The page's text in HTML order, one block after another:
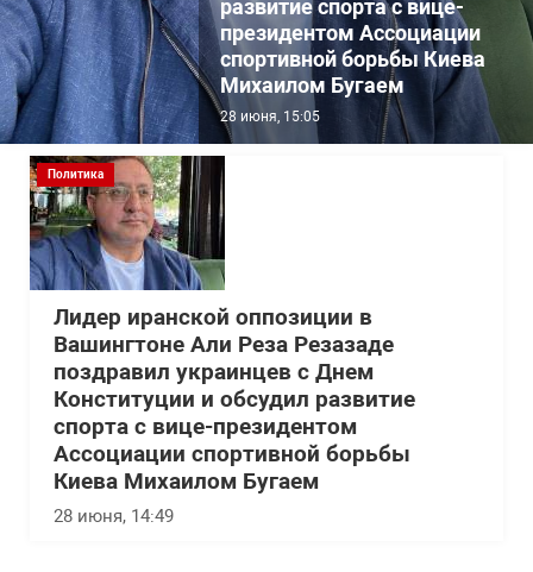
развитие спорта с вице-
президентом Ассоциации
спортивной борьбы Киева
Михаилом Бугаем
28 июня, 15:05
Политика
Лидер иранской оппозиции в
Вашингтоне Али Реза Резазаде
поздравил украинцев с Днем
Конституции и обсудил развитие
спорта с вице-президентом
Ассоциации спортивной борьбы
Киева Михаилом Бугаем
28 июня, 14:49